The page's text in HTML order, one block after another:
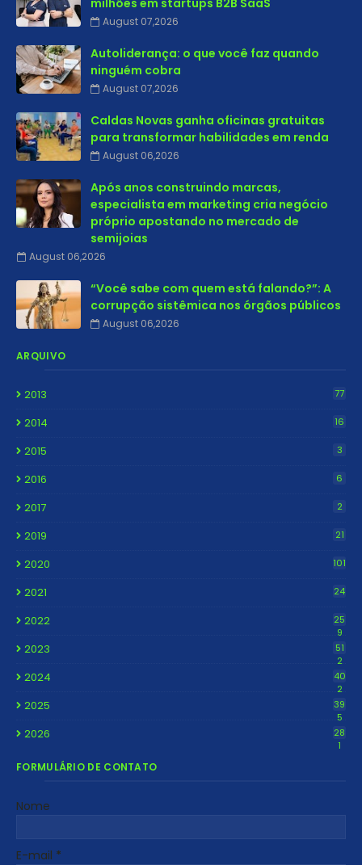
August 07,2026
Autoliderança: o que você faz quando
ninguém cobra
August 07,2026
Caldas Novas ganha oficinas gratuitas
para transformar habilidades em renda
August 06,2026
Após anos construindo marcas,
especialista em marketing cria negócio
próprio apostando no mercado de
semijoias
August 06,2026
“Você sabe com quem está falando?”: A
corrupção sistêmica nos órgãos públicos
August 06,2026
ARQUIVO
2013 77
2014 16
2015 3
2016 6
2017 2
2019 21
2020 101
2021 24
2022
25
9
2023
51
2
2024
40
2
2025
39
5
2026
28
1
FORMULÁRIO DE CONTATO
Nome
E-mail *